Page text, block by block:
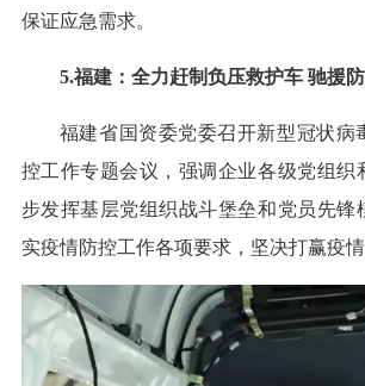
保证应急需求。
5.福建：全力赶制负压救护车 驰援
福建省国资委党委召开新型冠状病
控工作专题会议，强调企业各级党组织
步发挥基层党组织战斗堡垒和党员先锋
实疫情防控工作各项要求，坚决打赢疫情